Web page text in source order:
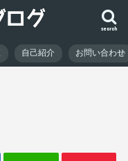
search
自己紹介 お問い合わせ